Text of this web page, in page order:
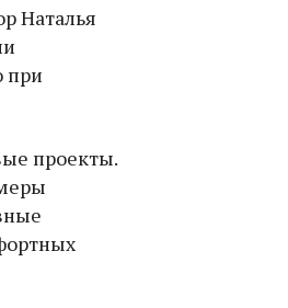
Наталья
при
проекты.